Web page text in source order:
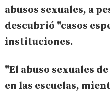
abusos sexuales, a
descubrió "casos
instituciones.
"El abuso sexuales
en las escuelas,